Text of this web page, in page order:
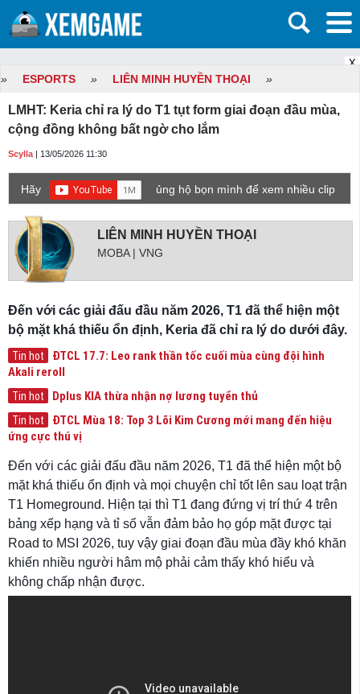
X
» ESPORTS » LIÊN MINH HUYỀN THOẠI »
LMHT: Keria chỉ ra lý do T1 tụt form giai đoạn đầu mùa,
cộng đồng không bất ngờ cho lắm
Scylla | 13/05/2026 11:30
Hãy
ủng hộ bọn mình để xem nhiều clip
LIÊN MINH HUYỀN THOẠI
MOBA | VNG
Đến với các giải đấu đầu năm 2026, T1 đã thể hiện một
bộ mặt khá thiếu ổn định, Keria đã chỉ ra lý do dưới đây.
Tin hot
ĐTCL 17.7: Leo rank thần tốc cuối mùa cùng đội hình
Akali reroll
Tin hot Dplus KIA thừa nhận nợ lương tuyển thủ
Tin hot
ĐTCL Mùa 18: Top 3 Lõi Kim Cương mới mang đến hiệu
ứng cực thú vị
Đến với các giải đấu đầu năm 2026, T1 đã thể hiện một bộ
mặt khá thiếu ổn định và mọi chuyện chỉ tốt lên sau loạt trận
T1 Homeground. Hiện tại thì T1 đang đứng vị trí thứ 4 trên
bảng xếp hạng và tỉ số vẫn đảm bảo họ góp mặt được tại
Road to MSI 2026, tuy vậy giai đoạn đầu mùa đầy khó khăn
khiến nhiều người hâm mộ phải cảm thấy khó hiểu và
không chấp nhận được.